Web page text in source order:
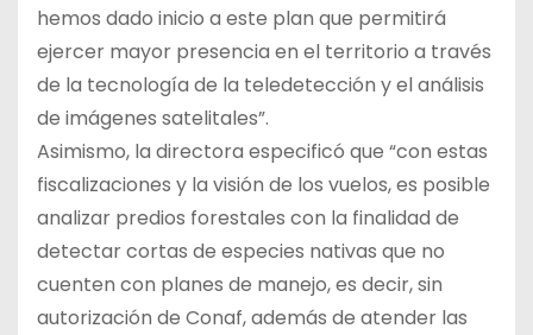
hemos dado inicio a este plan que permitirá
ejercer mayor presencia en el territorio a través
de la tecnología de la teledetección y el análisis
de imágenes satelitales”.
Asimismo, la directora especificó que “con estas
fiscalizaciones y la visión de los vuelos, es posible
analizar predios forestales con la finalidad de
detectar cortas de especies nativas que no
cuenten con planes de manejo, es decir, sin
autorización de Conaf, además de atender las